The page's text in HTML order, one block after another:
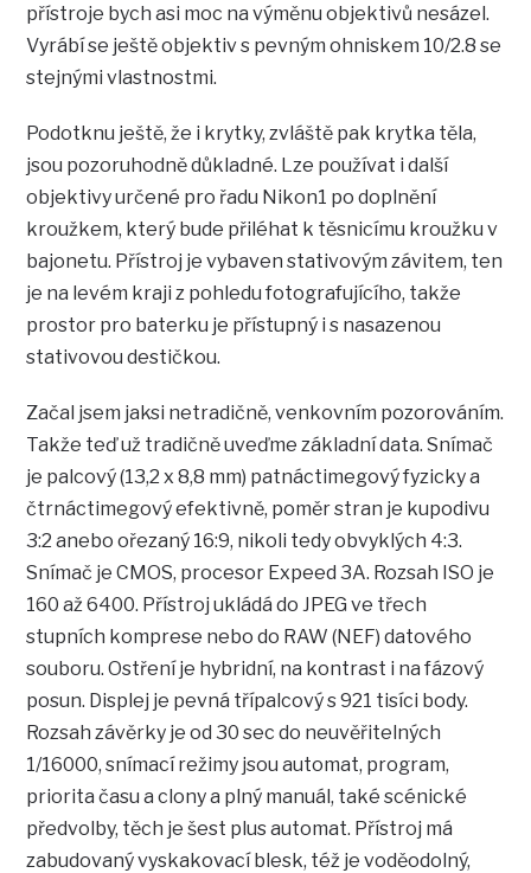
přístroje bych asi moc na výměnu objektivů nesázel.
Vyrábí se ještě objektiv s pevným ohniskem 10/2.8 se
stejnými vlastnostmi.
Podotknu ještě, že i krytky, zvláště pak krytka těla,
jsou pozoruhodně důkladné. Lze používat i další
objektivy určené pro řadu Nikon1 po doplnění
kroužkem, který bude přiléhat k těsnicímu kroužku v
bajonetu. Přístroj je vybaven stativovým závitem, ten
je na levém kraji z pohledu fotografujícího, takže
prostor pro baterku je přístupný i s nasazenou
stativovou destičkou.
Začal jsem jaksi netradičně, venkovním pozorováním.
Takže teď už tradičně uveďme základní data. Snímač
je palcový (13,2 x 8,8 mm) patnáctimegový fyzicky a
čtrnáctimegový efektivně, poměr stran je kupodivu
3:2 anebo ořezaný 16:9, nikoli tedy obvyklých 4:3.
Snímač je CMOS, procesor Expeed 3A. Rozsah ISO je
160 až 6400. Přístroj ukládá do JPEG ve třech
stupních komprese nebo do RAW (NEF) datového
souboru. Ostření je hybridní, na kontrast i na fázový
posun. Displej je pevná třípalcový s 921 tisíci body.
Rozsah závěrky je od 30 sec do neuvěřitelných
1/16000, snímací režimy jsou automat, program,
priorita času a clony a plný manuál, také scénické
předvolby, těch je šest plus automat. Přístroj má
zabudovaný vyskakovací blesk, též je voděodolný,